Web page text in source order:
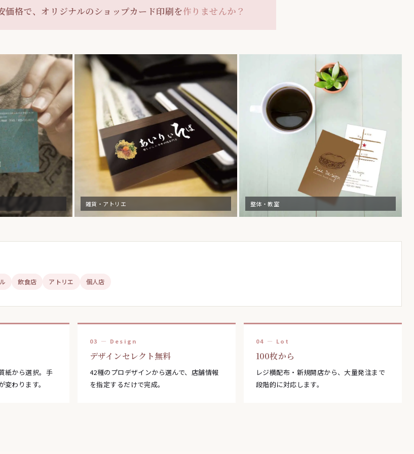
価格で、オリジナルのショップカード印刷を作りませんか？
雑貨・アトリエ 整体・教室
飲食店 アトリエ 個人店
紙から選択。手
わります。
03 — Design
デザインセレクト無料
42種のプロデザインから選んで、店舗情報
を指定するだけで完成。
04 — Lot
100枚から
レジ横配布・新規開店から、大量発注まで
段階的に対応します。